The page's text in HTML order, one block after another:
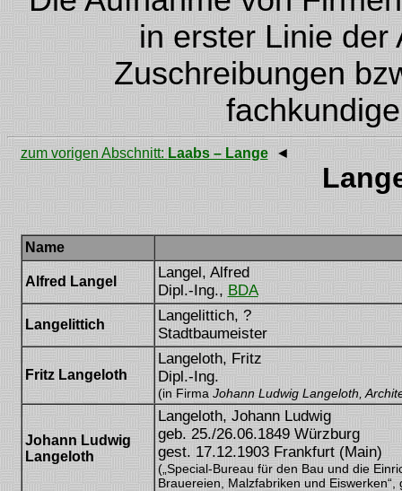
in erster Linie der
Zuschreibungen
zum vorigen Abschnitt: Laabs – Lange◄
Name
Alfred Langel
Langel, Alfred
Dipl.-Ing., BDA
Langelittich
Langelittich, ?
Stadtbaumeister
Fritz Langeloth
Langeloth, Fritz
Dipl.-Ing.
(in Firma Johann Ludwig Langeloth,
Johann Ludwig
Langeloth
Langeloth, Johann Ludwig
geb. 25./26.06.1849 Würzburg
gest. 17.12.1903 Frankfurt (Main)
(„Special-Bureau für den Bau und die
Brauereien, Malzfabriken und Eiswerken“,